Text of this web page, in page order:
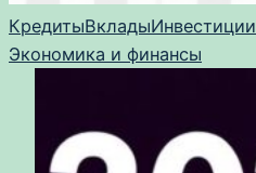
КредитыВкладыИнвестиции
Экономика и финансы